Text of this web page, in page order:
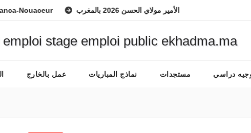
الوطني للفرس ولي العهد الأمير مولاي الحسن 2026 بالمغرب
عمل بالخارج نماذج المباريات مستجدات دراسي